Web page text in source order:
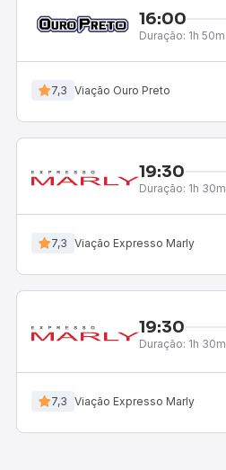
16:00
Duração: 1h 50m
7,3 Viação Ouro Preto
19:30
Duração: 1h 30m
7,3 Viação Expresso Marly
19:30
Duração: 1h 30m
7,3 Viação Expresso Marly